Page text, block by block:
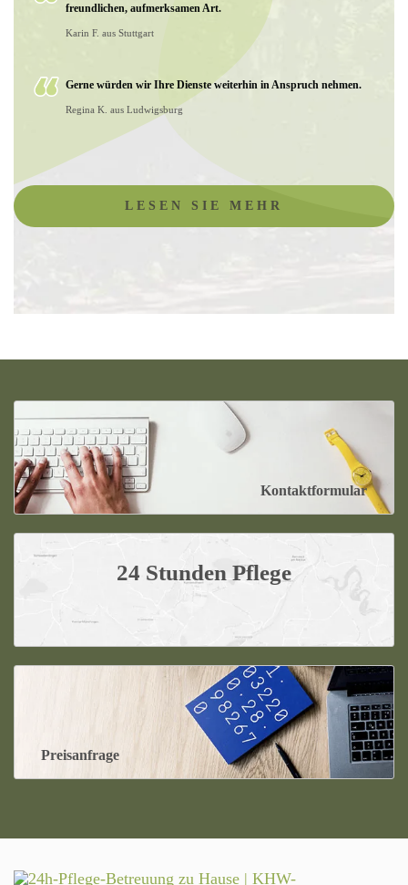
freundlichen, aufmerksamen Art.
Karin F. aus Stuttgart
Gerne würden wir Ihre Dienste weiterhin in Anspruch nehmen.
Regina K. aus Ludwigsburg
LESEN SIE MEHR
Kontaktformular
24 Stunden Pflege
Preisanfrage